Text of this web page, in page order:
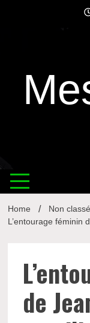
Home
Non classé
L’entourage féminin
de